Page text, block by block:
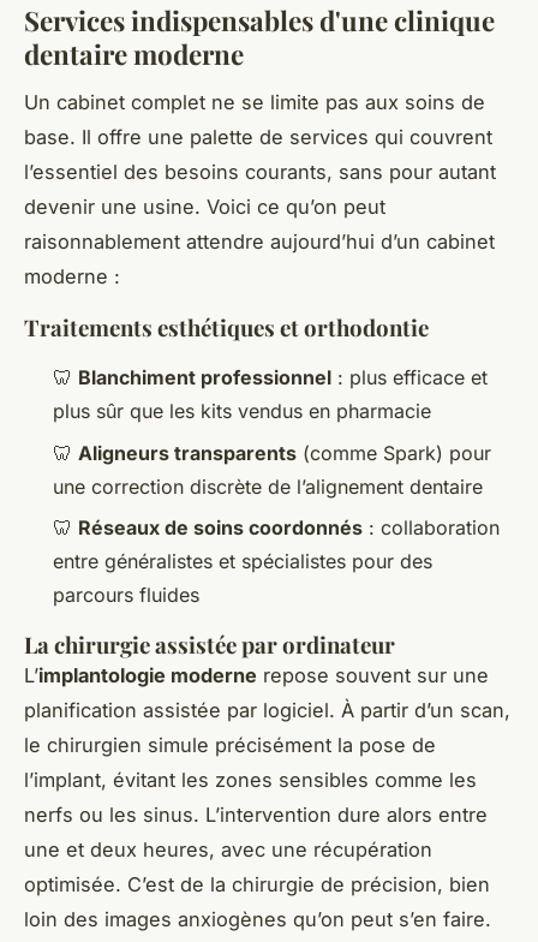
Services indispensables d'une clinique
dentaire moderne
Un cabinet complet ne se limite pas aux soins de
base. Il offre une palette de services qui couvrent
l’essentiel des besoins courants, sans pour autant
devenir une usine. Voici ce qu’on peut
raisonnablement attendre aujourd’hui d’un cabinet
moderne :
Traitements esthétiques et orthodontie
🦷 Blanchiment professionnel : plus efficace et
plus sûr que les kits vendus en pharmacie
🦷 Aligneurs transparents (comme Spark) pour
une correction discrète de l’alignement dentaire
🦷 Réseaux de soins coordonnés : collaboration
entre généralistes et spécialistes pour des
parcours fluides
La chirurgie assistée par ordinateur
L’implantologie moderne repose souvent sur une
planification assistée par logiciel. À partir d’un scan,
le chirurgien simule précisément la pose de
l’implant, évitant les zones sensibles comme les
nerfs ou les sinus. L’intervention dure alors entre
une et deux heures, avec une récupération
optimisée. C’est de la chirurgie de précision, bien
loin des images anxiogènes qu’on peut s’en faire.